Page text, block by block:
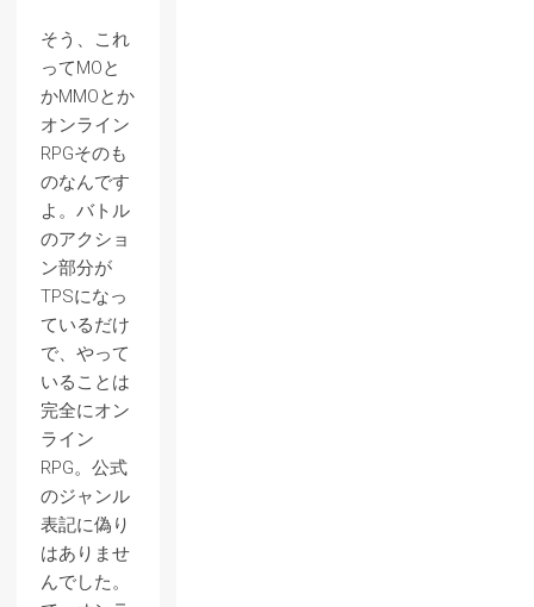
そう、これ
ってMOと
かMMOとか
オンライン
RPGそのも
のなんです
よ。バトル
のアクショ
ン部分が
TPSになっ
ているだけ
で、やって
いることは
完全にオン
ライン
RPG。公式
のジャンル
表記に偽り
はありませ
んでした。